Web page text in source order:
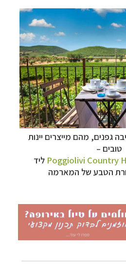
גפנים, מהם מייצרים יינות
טובים –
ליד
הטבע של המארמה
נופשלחצו לרשימת היעדים »